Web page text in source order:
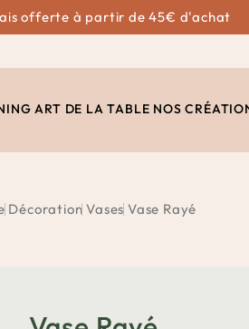
offerte à partir de 45€ d'achat
ART DE LA TABLE NOS
Décoration Vases Vase Rayé